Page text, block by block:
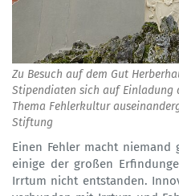
Zu Besuch auf dem Gut
Stipendiaten sich auf Einladung
Thema Fehlerkultur
Stiftung
Einen Fehler macht niemand
einige der großen
Irrtum nicht entstanden.